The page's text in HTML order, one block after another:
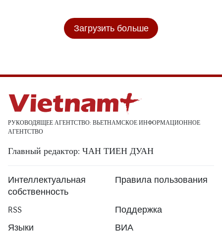
Загрузить больше
РУКОВОДЯЩЕЕ АГЕНТСТВО: ВЬЕТНАМСКОЕ ИНФОРМАЦИОННОЕ
АГЕНТСТВО
Главный редактор: ЧАН ТИЕН ДУАН
Интеллектуальная
собственность
Правила пользования
RSS
Поддержка
Языки
ВИА